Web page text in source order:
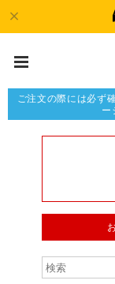
ご注文の際には必ず
ー